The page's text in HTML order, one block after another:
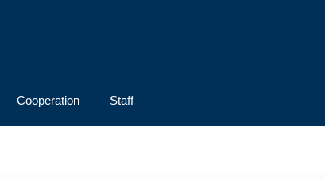
Cooperation Staff